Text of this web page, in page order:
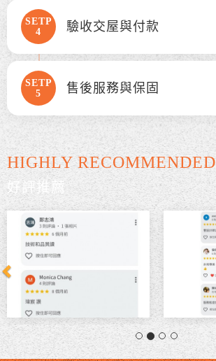
SETP
4
驗收交屋與付款
SETP
5
售後服務與保固
HIGHLY RECOMMENDED
好評推薦
Previous